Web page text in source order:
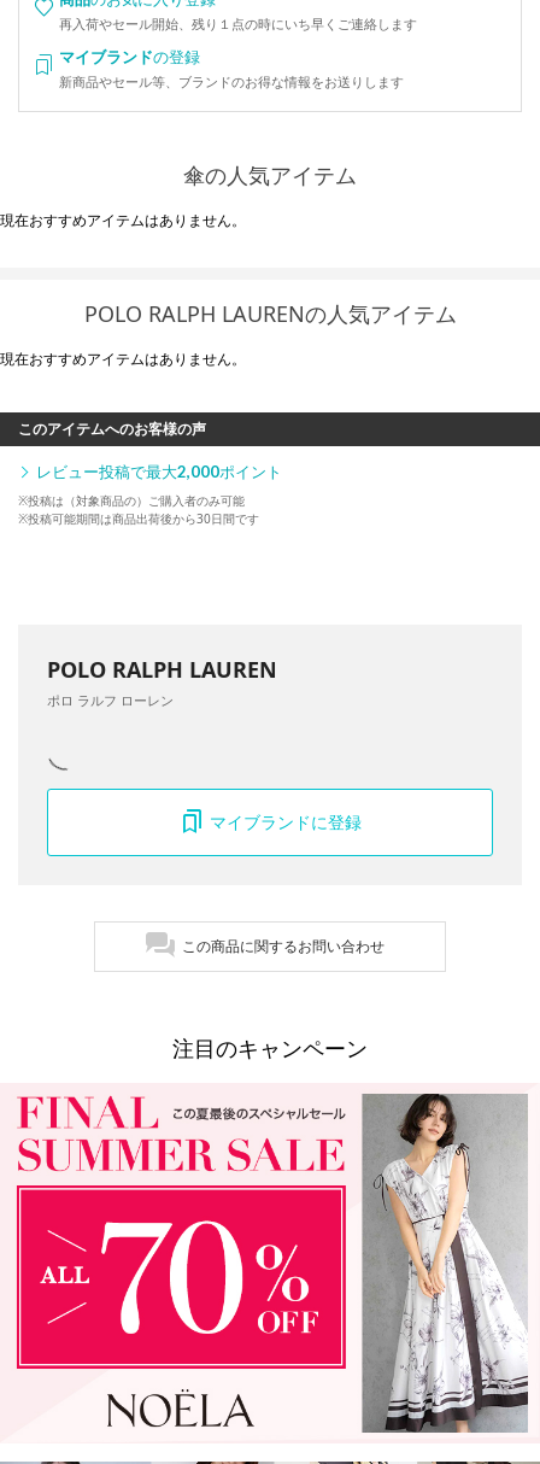
再入荷やセール開始、残り１点の時にいち早くご連絡します
マイブランドの登録
新商品やセール等、ブランドのお得な情報をお送りします
傘の人気アイテム
現在おすすめアイテムはありません。
POLO RALPH LAURENの人気アイテム
現在おすすめアイテムはありません。
このアイテムへのお客様の声
レビュー投稿で最大2,000ポイント
※投稿は（対象商品の）ご購入者のみ可能
※投稿可能期間は商品出荷後から30日間です
POLO RALPH LAUREN
ポロ ラルフ ローレン
マイブランドに登録
この商品に関するお問い合わせ
注目のキャンペーン